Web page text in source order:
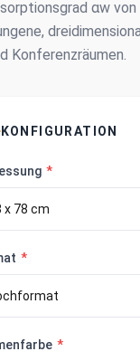
αw von
Konferenzräumen.
KONFIGURATION
*
*
*